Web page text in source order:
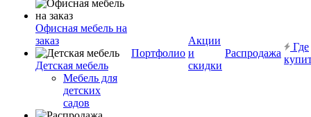
Офисная мебель на
заказ
Детская мебель
Мебель для
детских
садов
Портфолио
Акции
и
скидки
Распродажа
Где